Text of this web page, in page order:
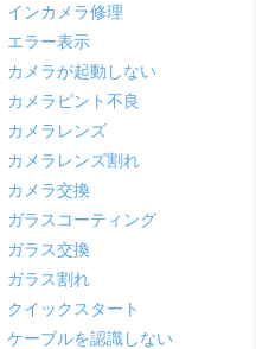
インカメラ修理
エラー表示
カメラが起動しない
カメラピント不良
カメラレンズ
カメラレンズ割れ
カメラ交換
ガラスコーティング
ガラス交換
ガラス割れ
クイックスタート
ケーブルを認識しない